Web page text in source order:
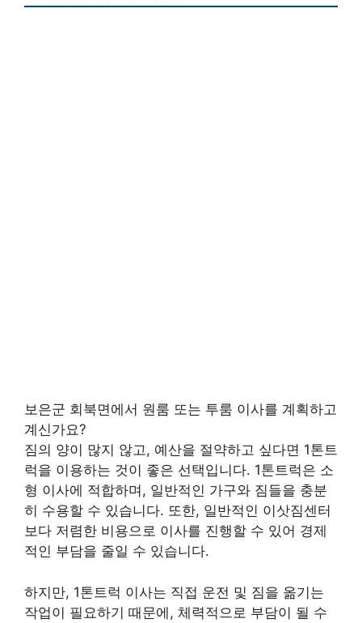
보은군 회북면에서 원룸 또는 투룸 이사를 계획하고
계신가요?
짐의 양이 많지 않고, 예산을 절약하고 싶다면 1톤트
럭을 이용하는 것이 좋은 선택입니다. 1톤트럭은 소
형 이사에 적합하며, 일반적인 가구와 짐들을 충분
히 수용할 수 있습니다. 또한, 일반적인 이삿짐센터
보다 저렴한 비용으로 이사를 진행할 수 있어 경제
적인 부담을 줄일 수 있습니다.
하지만, 1톤트럭 이사는 직접 운전 및 짐을 옮기는
작업이 필요하기 때문에, 체력적으로 부담이 될 수